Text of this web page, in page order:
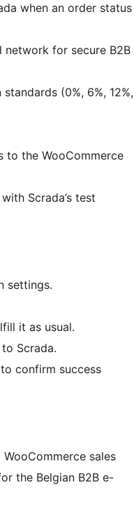
when an order status
for secure B2B
(0%, 6%, 12%,
to the WooCommerce
Scrada’s test
settings.
it as usual.
Scrada.
confirm success
sales
the Belgian B2B e-